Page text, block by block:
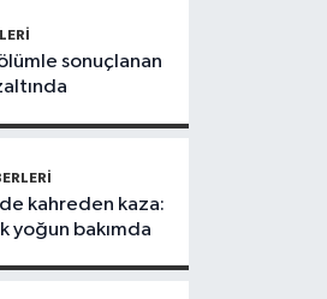
Orman
dikkati
Marmaris
deprem
sonuçlanan
kahreden kaza:
yoğun bakımda